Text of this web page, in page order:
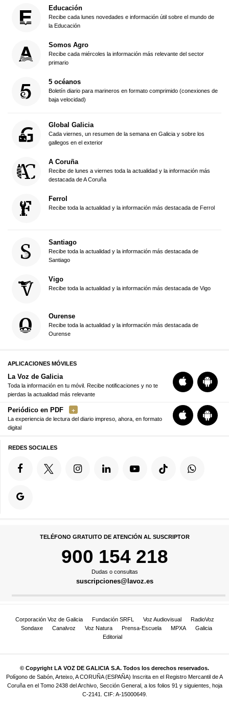
Educación
Recibe cada lunes novedades e información útil sobre el mundo de
la Educación
Somos Agro
Recibe cada miércoles la información más relevante del sector
primario
5 océanos
Boletín diario para marineros en formato comprimido (conexiones de
baja velocidad)
Global Galicia
Cada viernes, un resumen de la semana en Galicia y sobre los
gallegos en el exterior
A Coruña
Recibe de lunes a viernes toda la actualidad y la información más
destacada de A Coruña
Ferrol
Recibe toda la actualidad y la información más destacada de Ferrol
Santiago
Recibe toda la actualidad y la información más destacada de
Santiago
Vigo
Recibe toda la actualidad y la información más destacada de Vigo
Ourense
Recibe toda la actualidad y la información más destacada de
Ourense
APLICACIONES MÓVILES
La Voz de Galicia
Toda la información en tu móvil. Recibe notificaciones y no te
pierdas la actualidad más relevante
Periódico en PDF
La experiencia de lectura del diario impreso, ahora, en formato
digital
REDES SOCIALES
TELÉFONO GRATUITO DE ATENCIÓN AL SUSCRIPTOR
900 154 218
Dudas o consultas
suscripciones@lavoz.es
Corporación Voz de Galicia Fundación SRFL Voz Audiovisual
RadioVoz
Sondaxe
Canalvoz Voz Natura Prensa-Escuela MPXA
Galicia
Editorial
© Copyright LA VOZ DE GALICIA S.A. Todos los derechos reservados.
Polígono de Sabón, Arteixo, A CORUÑA (ESPAÑA) Inscrita en el Registro Mercantil de A
Coruña en el Tomo 2438 del Archivo, Sección General, a los folios 91 y siguientes, hoja
C-2141. CIF: A-15000649.